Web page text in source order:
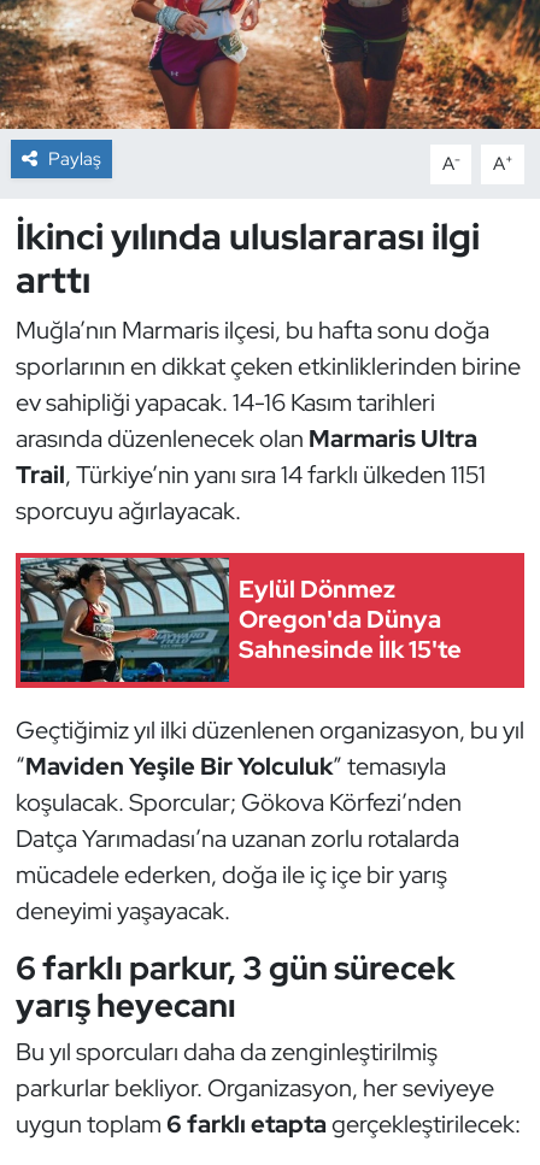
Paylaş A- A+
İkinci yılında uluslararası ilgi
arttı
Muğla’nın Marmaris ilçesi, bu hafta sonu doğa
sporlarının en dikkat çeken etkinliklerinden birine
ev sahipliği yapacak. 14-16 Kasım tarihleri
arasında düzenlenecek olan Marmaris Ultra
Trail, Türkiye’nin yanı sıra 14 farklı ülkeden 1151
sporcuyu ağırlayacak.
Eylül Dönmez
Oregon'da Dünya
Sahnesinde İlk 15'te
Geçtiğimiz yıl ilki düzenlenen organizasyon, bu yıl
“Maviden Yeşile Bir Yolculuk” temasıyla
koşulacak. Sporcular; Gökova Körfezi’nden
Datça Yarımadası’na uzanan zorlu rotalarda
mücadele ederken, doğa ile iç içe bir yarış
deneyimi yaşayacak.
6 farklı parkur, 3 gün sürecek
yarış heyecanı
Bu yıl sporcuları daha da zenginleştirilmiş
parkurlar bekliyor. Organizasyon, her seviyeye
uygun toplam6 farklı etaptagerçekleştirilecek:
Cimnastik
Curling
Dağcılık
Dövüş Sanatı
E-Spor
Eskrim
Futbol
Futsal
Genel
Golf
Güreş
Halter
Hava Sporları
Hentbol
Judo ve Kuraş
Kano ve Rafting
Karate